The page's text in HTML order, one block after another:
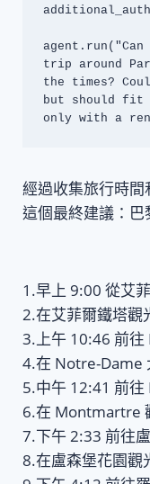
trip around
the times?
but should fit
經過收集旅行時
這個最終建議：巴
1.早上 9:00 從艾
2.在艾菲爾鐵塔觀
3.上午 10:46 前
4.在 Notre-Dame
5.中午 12:41 前
6.在 Montmartre
7.下午 2:33 前往
8.在盧森堡花園觀